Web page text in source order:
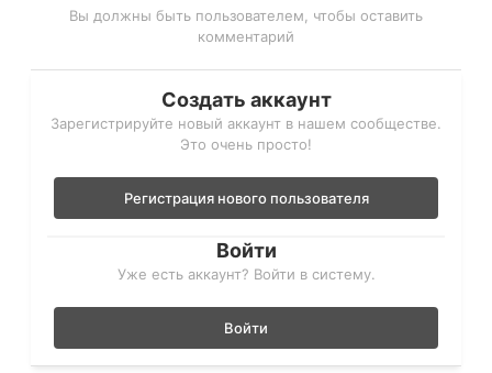
Вы должны быть пользователем, чтобы оставить
комментарий
Создать аккаунт
Зарегистрируйте новый аккаунт в нашем сообществе.
Это очень просто!
Регистрация нового пользователя
Войти
Уже есть аккаунт? Войти в систему.
Войти